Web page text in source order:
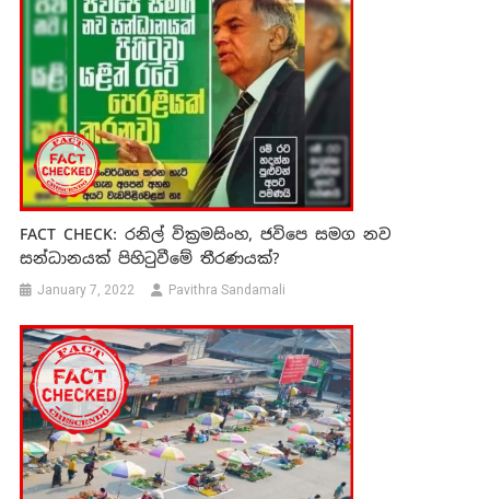
FACT CHECK: රනිල් වික්‍රමසිංහ, ජවිපෙ සමග නව
සන්ධානයක් පිහිටුවීමේ තීරණයක්?
January 7, 2022 Pavithra Sandamali